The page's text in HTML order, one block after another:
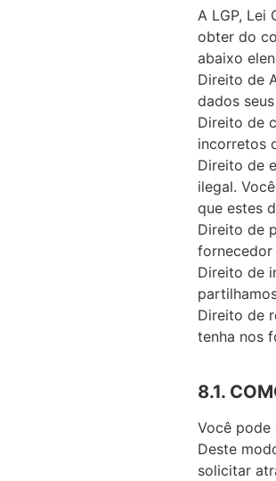
A LGP, Lei
obter do
abaixo
Direito de
dados
Direito de
incorretos
Direito de
ilegal.
que estes
Direito de
fornecedor
Direito de
Direito de
tenha nos
8.1.
Você pode
Deste
solicitar